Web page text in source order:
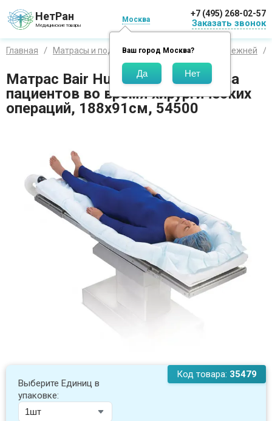
НетРан
Медицинские товары
Москва
Ваш город Москва?
+7 (495) 268-02-57
Заказать звонок
Главная Матрасы и подушки Матрацы От пролежней
Матрас Bair Hugger для обогрева
пациентов во время хирургических
операций, 188х91см, 54500
Код товара: 35479
Выберите Единиц в
упаковке: